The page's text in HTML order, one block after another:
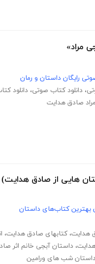
مراد»
رایگان داستان و رمان
، دانلود کتاب صوتی، دانلود
صادق هدایت
هایی از صادق هدایت)
بهترین کتاب‌های داستان
هدایت، کتابهای صادق هدایت،
، داستان آبجی خانم اثر
داستان شب های ورامین